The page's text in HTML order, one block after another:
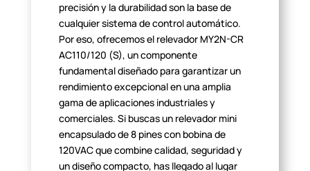
precisióny la durabilidad son la base de
cualquier sistema de control automático.
Poreso, ofrecemos el relevador MY2N-CR
AC110/120 (S), un componente
fundamentaldiseñado para garantizar un
rendimiento excepcional en una amplia
gama deaplicaciones industriales y
comerciales. Si buscas un relevador mini
encapsulado de 8 pines con bobina de
120VAC que combine calidad, seguridad y
un diseño compacto, has llegado al lugar